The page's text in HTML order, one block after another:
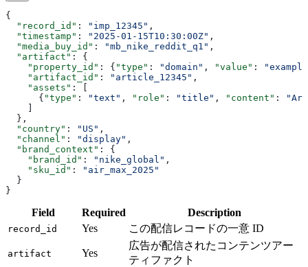
{
  "record_id"
: "imp_12345" ,
  "timestamp"
: "2025-01-15T10:30:00Z" ,
  "media_buy_id"
: "mb_nike_reddit_q1" ,
  "artifact"
: {
    "property_id"
: { "type" : "domain" , "value" :
    "artifact_id"
: "article_12345" ,
    "assets"
: [
      {
"type" : "text" , "role" : "title" , "content" :
  },
  "country"
: "US" ,
  "channel"
: "display" ,
  "brand_context"
: {
    "brand_id"
: "nike_global" ,
    "sku_id"
:
"air_max_2025"
  }
}
Field Required Description
record_id Yes この配信レコードの一意 ID
artifact Yes
広告が配信されたコンテンツアー
ティファクト